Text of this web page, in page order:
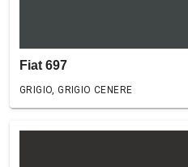
Fiat 697
GRIGIO, GRIGIO CENERE